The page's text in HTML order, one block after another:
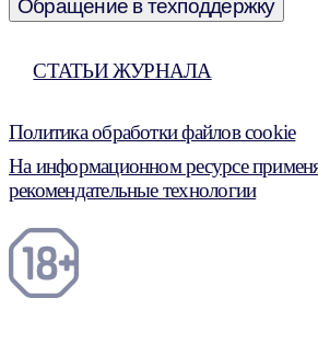
Обращение в техподдержку
СТАТЬИ ЖУРНАЛА
Политика обработки файлов cookie
На информационном ресурсе
рекомендательные технологии